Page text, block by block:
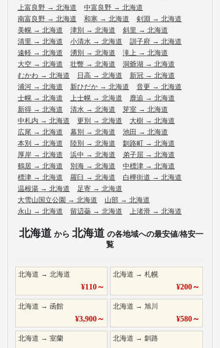
上富良野 → 北海道 中富良野 → 北海道
南富良野 → 北海道 和寒 → 北海道 剣淵 → 北海道
美幌 → 北海道 津別 → 北海道 斜里 → 北海道
清里 → 北海道 小清水 → 北海道 訓子府 → 北海道
遠軽 → 北海道 湧別 → 北海道 滝上 → 北海道
大空 → 北海道 壮瞥 → 北海道 洞爺湖 → 北海道
むかわ → 北海道 日高 → 北海道 新冠 → 北海道
浦河 → 北海道 新ひだか → 北海道 音更 → 北海道
士幌 → 北海道 上士幌 → 北海道 鹿追 → 北海道
新得 → 北海道 清水 → 北海道 芽室 → 北海道
中札内 → 北海道 更別 → 北海道 大樹 → 北海道
広尾 → 北海道 幕別 → 北海道 池田 → 北海道
本別 → 北海道 陸別 → 北海道 釧路町 → 北海道
厚岸 → 北海道 浜中 → 北海道 弟子屈 → 北海道
鶴居 → 北海道 別海 → 北海道 中標津 → 北海道
標津 → 北海道 羅臼 → 北海道 白樺街道 → 北海道
温根湯 → 北海道 足寄 → 北海道
大雪山国立公園 → 北海道 山部 → 北海道
永山 → 北海道 留辺蘂 → 北海道 上渚滑 → 北海道
北海道 から 北海道 の各地域への最安値/格安一
覧
北海道 → 北海道
¥110～
北海道 →札幌
¥200～
北海道 → 函館
¥3,900～
北海道 →旭川
¥580～
北海道 → 室蘭 北海道 →釧路